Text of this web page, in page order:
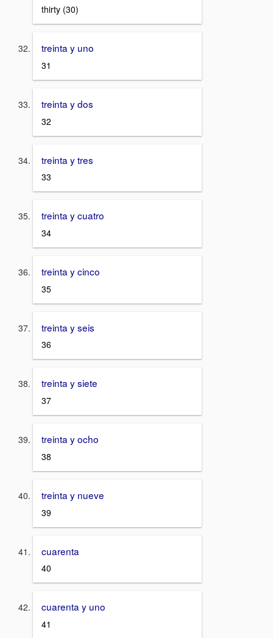
thirty (30)
treinta y uno
31
treinta y dos
32
treinta y tres
33
treinta y cuatro
34
treinta y cinco
35
treinta y seis
36
treinta y siete
37
treinta y ocho
38
treinta y nueve
39
cuarenta
40
cuarenta y uno
41